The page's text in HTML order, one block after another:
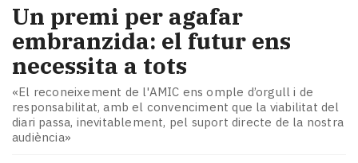
Un premi per agafar
embranzida: el futur ens
necessita a tots
«El reconeixement de l'AMIC ens omple d’orgull i de
responsabilitat, amb el convenciment que la viabilitat del
diari passa, inevitablement, pel suport directe de la nostra
audiència»